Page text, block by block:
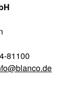
81100